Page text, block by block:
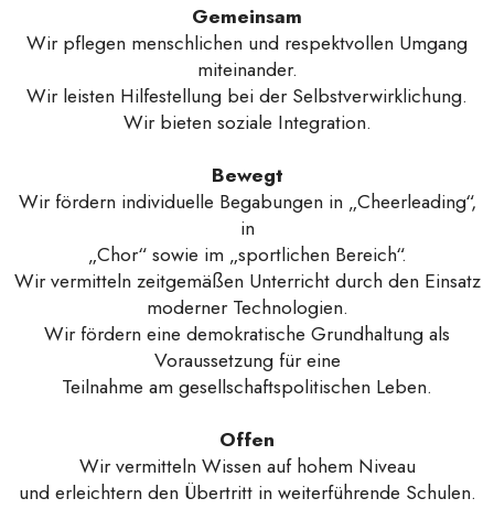
Gemeinsam
Wir pflegen menschlichen und respektvollen Umgang
miteinander.
Wir leisten Hilfestellung bei der Selbstverwirklichung.
Wir bieten soziale Integration.
Bewegt
Wir fördern individuelle Begabungen in „Cheerleading“,
in
„Chor“ sowie im „sportlichen Bereich“.
Wir vermitteln zeitgemäßen Unterricht durch den Einsatz
moderner Technologien.
Wir fördern eine demokratische Grundhaltung als
Voraussetzung für eine
Teilnahme am gesellschaftspolitischen Leben.
Offen
Wir vermitteln Wissen auf hohem Niveau
und erleichtern den Übertritt in weiterführende Schulen.